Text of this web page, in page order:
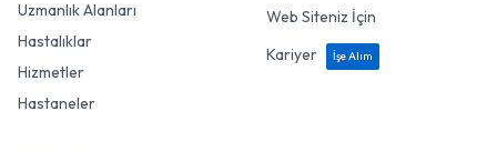
Uzmanlık Alanları
Hastalıklar
Hizmetler
Hastaneler
Web Siteniz İçin
Kariyer
İşe Alım